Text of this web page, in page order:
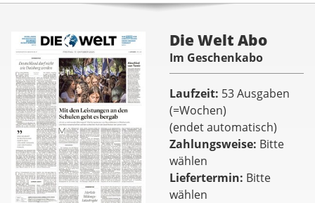
Die Welt Abo
Im Geschenkabo
Laufzeit 53 Ausgaben
(=Wochen)
(endet automatisch)
Zahlungsweise Bitte
wählen
Liefertermin Bitte
wählen